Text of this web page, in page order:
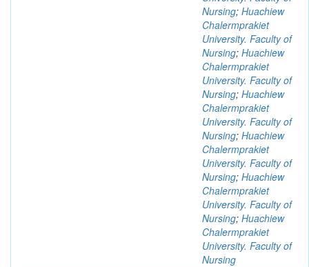
Nursing; Huachiew
Chalermprakiet
University. Faculty of
Nursing; Huachiew
Chalermprakiet
University. Faculty of
Nursing; Huachiew
Chalermprakiet
University. Faculty of
Nursing; Huachiew
Chalermprakiet
University. Faculty of
Nursing; Huachiew
Chalermprakiet
University. Faculty of
Nursing; Huachiew
Chalermprakiet
University. Faculty of
Nursing